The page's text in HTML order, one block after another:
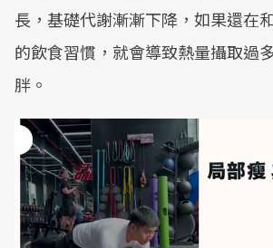
長，基礎代謝漸漸下降，如果還在
的飲食習慣，就會導致熱量攝取過
胖。